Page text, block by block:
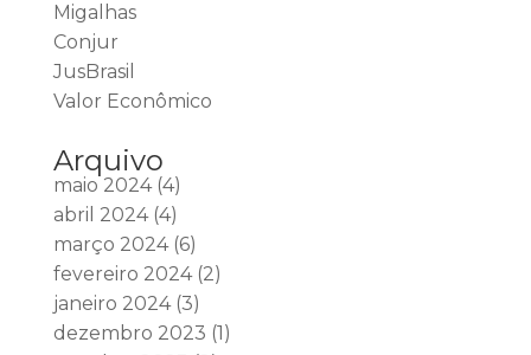
Migalhas
Conjur
JusBrasil
Valor Econômico
Arquivo
maio 2024(4)
abril 2024(4)
março 2024(6)
fevereiro 2024(2)
janeiro 2024(3)
dezembro 2023 (1)